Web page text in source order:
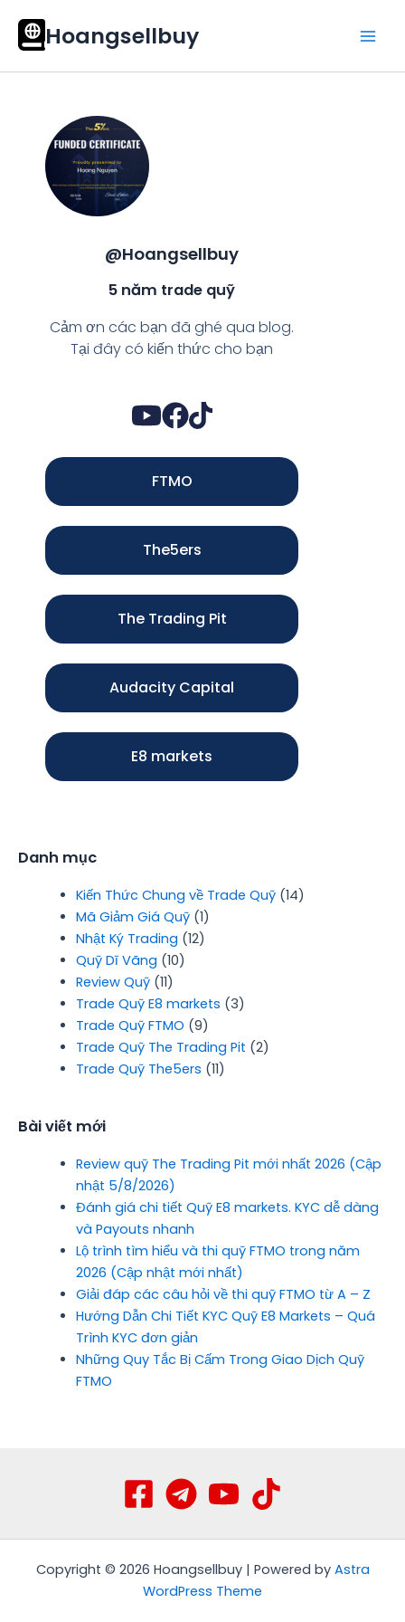
dung
Hoangsellbuy
@Hoangsellbuy
5 năm trade quỹ
Cảm ơn các bạn đã ghé qua blog.
Tại đây có kiến thức cho bạn
FTMO
The5ers
The Trading Pit
Audacity Capital
E8 markets
Danh mục
Kiến Thức Chung về Trade Quỹ(14)
Mã Giảm Giá Quỹ(1)
Nhật Ký Trading (12)
Quỹ Dĩ Vãng (10)
Review Quỹ(11)
Trade Quỹ E8 markets (3)
Trade Quỹ FTMO (9)
Trade Quỹ The Trading Pit (2)
Trade Quỹ The5ers (11)
Bài viết mới
Review quỹ The Trading Pit mới nhất 2026 (Cập
nhật 5/8/2026)
Đánh giá chi tiết Quỹ E8 markets. KYC dễ dàng
và Payouts nhanh
Lộ trình tìm hiểu và thi quỹ FTMO trong năm
2026 (Cập nhật mới nhất)
Giải đáp các câu hỏi về thi quỹ FTMO từ A – Z
Hướng Dẫn Chi Tiết KYC Quỹ E8 Markets – Quá
Trình KYC đơn giản
Những Quy Tắc Bị Cấm Trong Giao Dịch Quỹ
FTMO
Copyright © 2026 Hoangsellbuy | Powered by Astra
WordPress Theme